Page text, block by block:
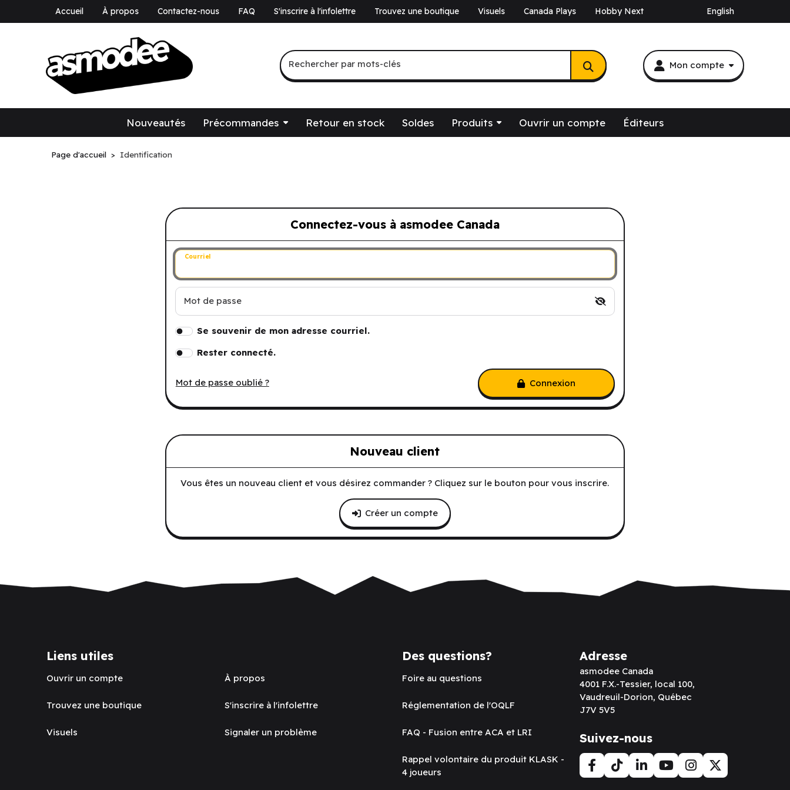
Accueil À propos Contactez-nous FAQ S'inscrire à l'infolettre Trouvez une boutique Visuels Canada Plays Hobby Next English
Mon compte
Recherche par mots-clés
Rechercher par mots-clés
Nouveautés Précommandes Retour en stock Soldes Produits Ouvrir un compte Éditeurs
Page d'accueil Identification
Connectez-vous à asmodee Canada
Connectez-vous à asmodee Canada
Courriel
Mot de passe
Se souvenir de mon adresse courriel.
Rester connecté.
Mot de passe oublié ? Connexion
Nouveau client
Vous êtes un nouveau client et vous désirez commander ? Cliquez sur le bouton pour vous inscrire.
Créer un compte
Liens utiles
Ouvrir un compte
Trouvez une boutique
Visuels
À propos
S'inscrire à l'infolettre
Signaler un problème
Des questions?
Foire au questions
Réglementation de l'OQLF
FAQ - Fusion entre ACA et LRI
Rappel volontaire du produit KLASK -
4 joueurs
Adresse
asmodee Canada
4001 F.X.-Tessier, local 100,
Vaudreuil-Dorion, Québec
J7V 5V5
Suivez-nous